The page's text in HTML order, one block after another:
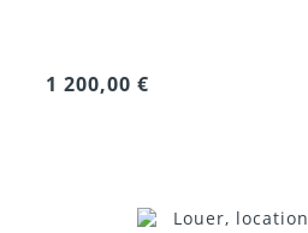
1 200,00 €